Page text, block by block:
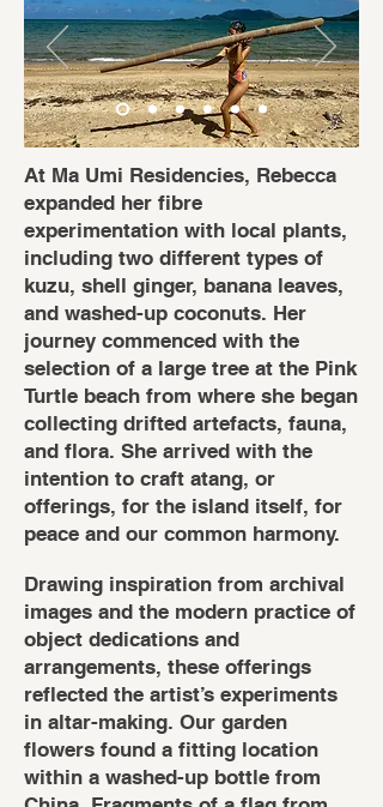
At Ma Umi Residencies, Rebecca
expanded her fibre
experimentation with local plants,
including two different types of
kuzu, shell ginger, banana leaves,
and washed-up coconuts. Her
journey commenced with the
selection of a large tree at the Pink
Turtle beach from where she began
collecting drifted artefacts, fauna,
and flora. She arrived with the
intention to craft atang, or
offerings, for the island itself, for
peace and our common harmony.
Drawing inspiration from archival
images and the modern practice of
object dedications and
arrangements, these offerings
reflected the artist’s experiments
in altar-making. Our garden
flowers found a fitting location
within a washed-up bottle from